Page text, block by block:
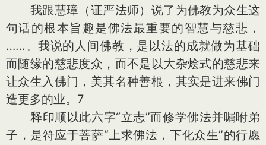
我跟慧璋（证严法师）说了为佛教为众生这
句话的根本旨趣是佛法最重要的智慧与慈悲，
……。我说的人间佛教，是以法的成就做为基础
而随缘的慈悲度众，而不是以大杂烩式的慈悲来
让众生入佛门，美其名种善根，其实是进来佛门
造更多的业。7
释印顺以此六字“立志”而修学佛法并嘱咐弟
子，是符应于菩萨“上求佛法，下化众生”的行愿